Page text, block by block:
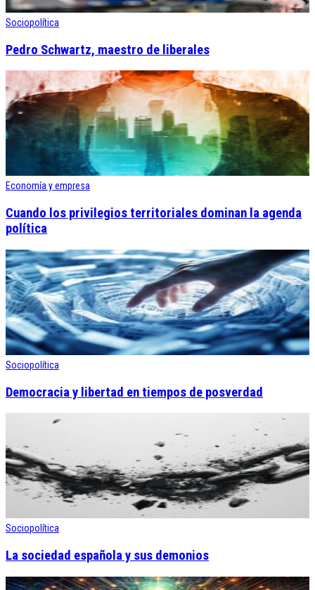
Sociopolítica
Pedro Schwartz, maestro de liberales
Economía y empresa
Cuando los privilegios territoriales dominan la agenda
política
Sociopolítica
Democracia y libertad en tiempos de posverdad
Sociopolítica
La sociedad española y sus demonios